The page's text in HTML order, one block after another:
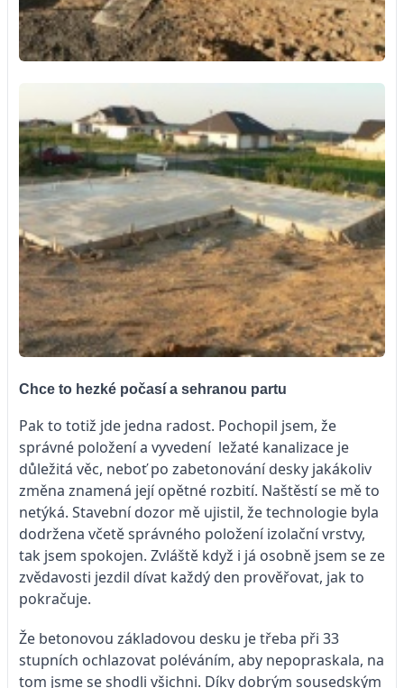
Chce to hezké počasí a sehranou partu
Pak to totiž jde jedna radost. Pochopil jsem, že
správné položení a vyvedení ležaté kanalizace je
důležitá věc, neboť po zabetonování desky jakákoliv
změna znamená její opětné rozbití. Naštěstí se mě to
netýká. Stavební dozor mě ujistil, že technologie byla
dodržena včetě správného položení izolační vrstvy,
tak jsem spokojen. Zvláště když i já osobně jsem se ze
zvědavosti jezdil dívat každý den prověřovat, jak to
pokračuje.
Že betonovou základovou desku je třeba při 33
stupních ochlazovat poléváním, aby nepopraskala, na
tom jsme se shodli všichni. Díky dobrým sousedským